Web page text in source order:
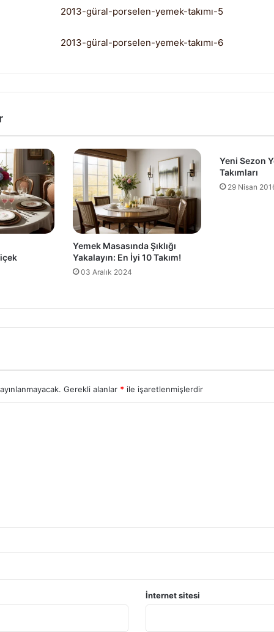
Yemek Masasında Şıklığı
Yakalayın: En İyi 10 Takım!
03 Aralık 2024
Yeni Sezon
Takımları
29 Nisan
Gerekli alanlar * ile işaretlenmişlerdir
İnternet sitesi